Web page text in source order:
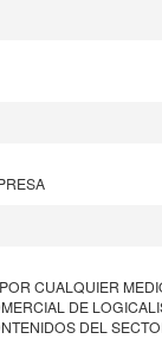
CUALQUIER
DE
DEL